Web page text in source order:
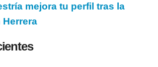
mejora tu perfil tras la